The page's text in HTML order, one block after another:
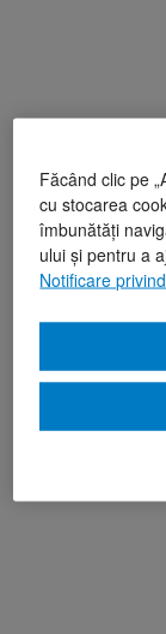
Făcând clic pe
cu stocarea
îmbunătăți
ului și pentru a
Notificare